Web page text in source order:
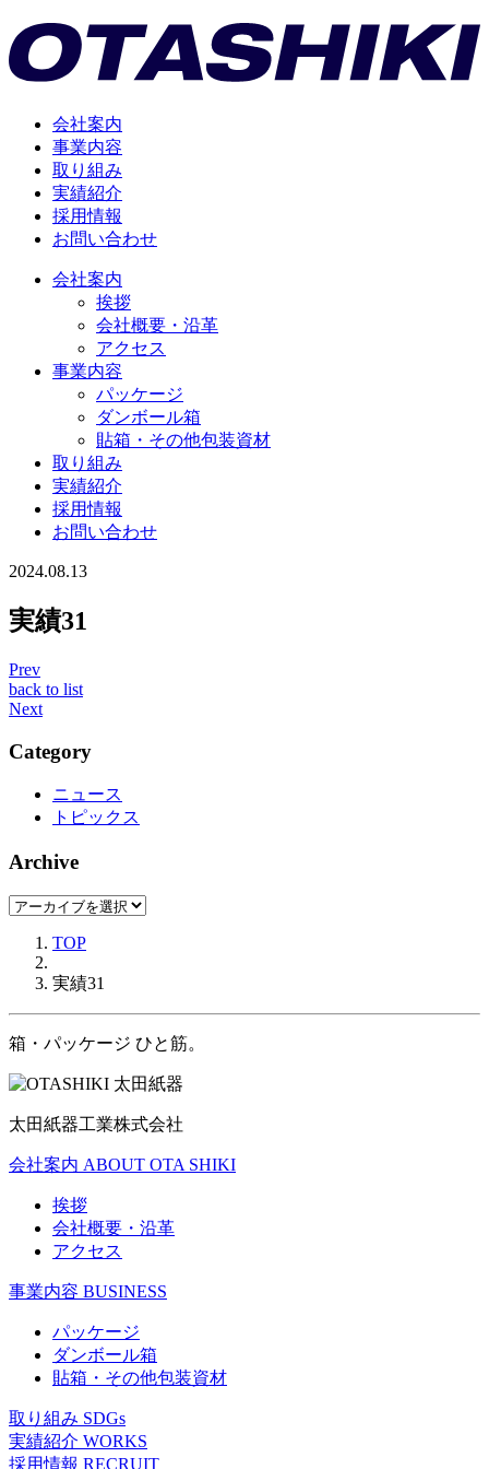
会社案内
事業内容
取り組み
実績紹介
採用情報
お問い合わせ
会社案内
挨拶
会社概要・沿革
アクセス
事業内容
パッケージ
ダンボール箱
貼箱・その他包装資材
取り組み
実績紹介
採用情報
お問い合わせ
2024.08.13
実績31
Prev
back to list
Next
Category
ニュース
トピックス
Archive
TOP
実績31
箱・パッケージ ひと筋。
太田紙器工業株式会社
会社案内 ABOUT OTA SHIKI
挨拶
会社概要・沿革
アクセス
事業内容 BUSINESS
パッケージ
ダンボール箱
貼箱・その他包装資材
取り組み SDGs
実績紹介 WORKS
採用情報 RECRUIT